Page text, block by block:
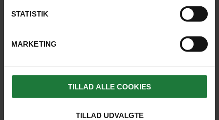
STATISTIK
MARKETING
TILLAD ALLE COOKIES
TILLAD UDVALGTE
udflugt Varighed ca. 2-3 timer